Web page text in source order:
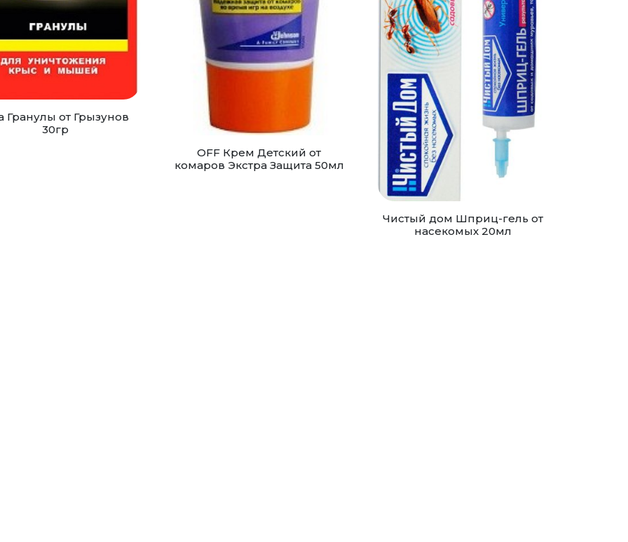
Гранулы от Грызунов
30гр
OFF Крем Детский от
комаров Экстра Защита 50мл
Чистый дом Шприц-гель от
насекомых 20мл